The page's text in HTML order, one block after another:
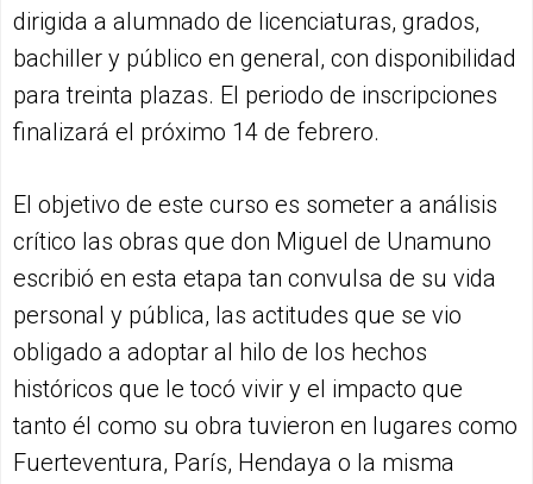
dirigida a alumnado de licenciaturas, grados,
bachiller y público en general, con disponibilidad
para treinta plazas. El periodo de inscripciones
finalizará el próximo 14 de febrero.
El objetivo de este curso es someter a análisis
crítico las obras que don Miguel de Unamuno
escribió en esta etapa tan convulsa de su vida
personal y pública, las actitudes que se vio
obligado a adoptar al hilo de los hechos
históricos que le tocó vivir y el impacto que
tanto él como su obra tuvieron en lugares como
Fuerteventura, París, Hendaya o la misma